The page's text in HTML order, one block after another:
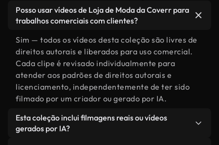
Posso usar vídeos de Loja de Moda da Coverr para
trabalhos comerciais com clientes?
Sim — todos os vídeos desta coleção são livres de
direitos autorais e liberados para uso comercial.
Cada clipe é revisado individualmente para
atender aos padrões de direitos autorais e
licenciamento, independentemente de ter sido
filmado por um criador ou gerado por IA.
Esta coleção inclui filmagens reais ou vídeos
gerados por IA?